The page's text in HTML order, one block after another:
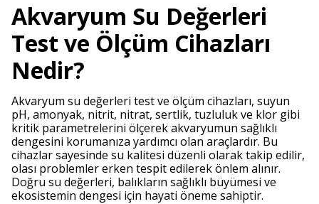
Akvaryum Su Değerleri
Test ve Ölçüm Cihazları
Nedir?
Akvaryum su değerleri test ve ölçüm cihazları, suyun
pH, amonyak, nitrit, nitrat, sertlik, tuzluluk ve klor gibi
kritik parametrelerini ölçerek akvaryumun sağlıklı
dengesini korumanıza yardımcı olan araçlardır. Bu
cihazlar sayesinde su kalitesi düzenli olarak takip edilir,
olası problemler erken tespit edilerek önlem alınır.
Doğru su değerleri, balıkların sağlıklı büyümesi ve
ekosistemin dengesi için hayati öneme sahiptir.